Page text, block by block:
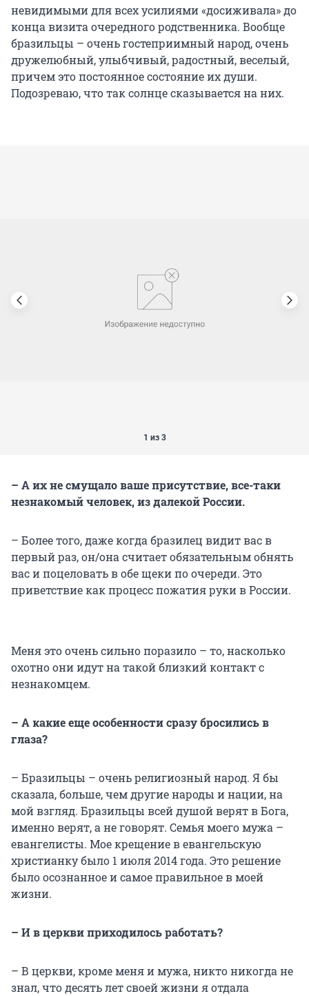
невидимыми для всех усилиями «досиживала» до
конца визита очередного родственника. Вообще
бразильцы – очень гостеприимный народ, очень
дружелюбный, улыбчивый, радостный, веселый,
причем это постоянное состояние их души.
Подозреваю, что так солнце сказывается на них.
1 из 3
– А их не смущало ваше присутствие, все-таки
незнакомый человек, из далекой России.
– Более того, даже когда бразилец видит вас в
первый раз, он/она считает обязательным обнять
вас и поцеловать в обе щеки по очереди. Это
приветствие как процесс пожатия руки в России.
Меня это очень сильно поразило – то, насколько
охотно они идут на такой близкий контакт с
незнакомцем.
– А какие еще особенности сразу бросились в
глаза?
– Бразильцы – очень религиозный народ. Я бы
сказала, больше, чем другие народы и нации, на
мой взгляд. Бразильцы всей душой верят в Бога,
именно верят, а не говорят. Семья моего мужа –
евангелисты. Мое крещение в евангельскую
христианку было 1 июля 2014 года. Это решение
было осознанное и самое правильное в моей
жизни.
– И в церкви приходилось работать?
– В церкви, кроме меня и мужа, никто никогда не
знал, что десять лет своей жизни я отдала